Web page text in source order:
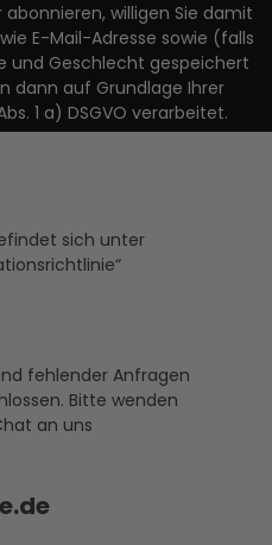
willigen Sie damit
E-Mail-Adresse sowie (falls
und Geschlecht gespeichert
dann auf Grundlage Ihrer
1 a) DSGVO verarbeitet.
sich unter
fehlender Anfragen
Bitte wenden
an uns